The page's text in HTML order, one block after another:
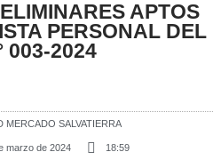
APTOS
PERSONAL DEL
003-2024
MERCADO SALVATIERRA
marzo de 2024 18:59